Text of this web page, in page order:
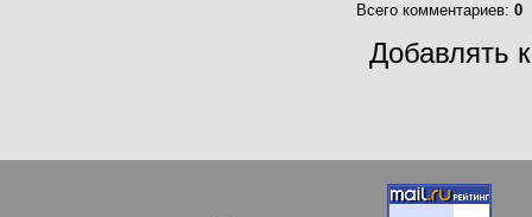
Всего комментариев: 0
Добавлять